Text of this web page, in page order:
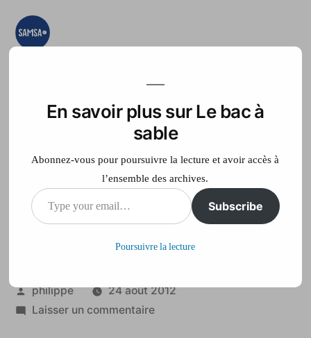
Aller
teste, on expérimente
Accueil France Télé
Les dessous de
Publié
par
philippe
24 août 2012
Laisser un commentairesur
En savoir plus sur Le bac à
sable
Abonnez-vous pour poursuivre la lecture et avoir accès à
l’ensemble des archives.
Type
your
Subscribe
Poursuivre la lecture